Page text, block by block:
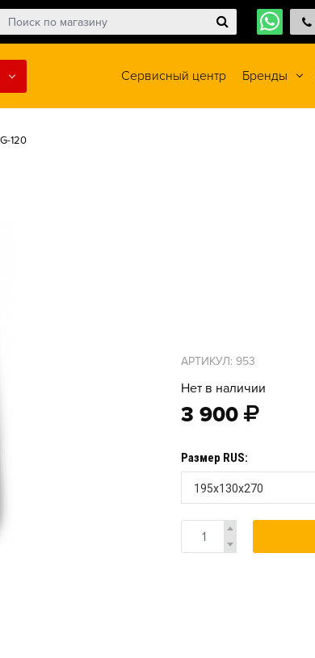
Сервисный центр Бренды
120
АРТИКУЛ: 953
Нет в наличии
3 900
Размер RUS:
195х130х270